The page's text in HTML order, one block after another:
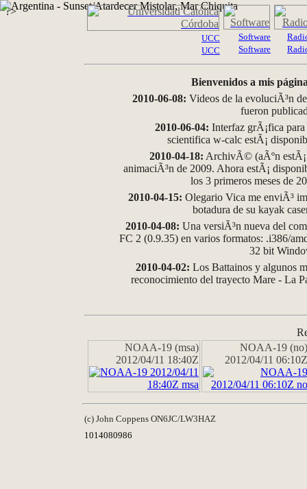
?>
UCC
UCC
Software
Software
Bienvenidos a mis
2010-06-08: Videos de la evoluciÃ³n
fueron
2010-06-04: Interfaz grÃ¡fica
scientifica w-calc estÃ¡
2010-04-18: ArchivÃ© (aÃºn
animaciÃ³n de 2009. Ahora estÃ¡
los 3 primeros meses de
2010-04-15: Olegario Vica me enviÃ³
botadura de su kayak
2010-04-08: Una versiÃ³n nueva del
FC 2 (0.9.35) en varios formatos: .i386/
32 bit
2010-04-02: Los Battainos y algunos
reconocimiento del trayecto Mare - La
NOAA-19 (msa)
2012/04/11 18:40Z
NOAA-19 (no)
2012/04/11 06:10Z
(c) John Coppens ON6JC/LW3HAZ
1014080986